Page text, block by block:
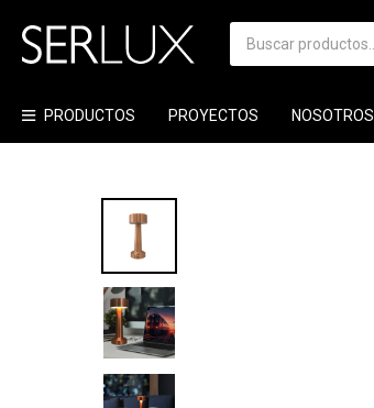
PRODUCTOS PROYECTOS NOSOTROS